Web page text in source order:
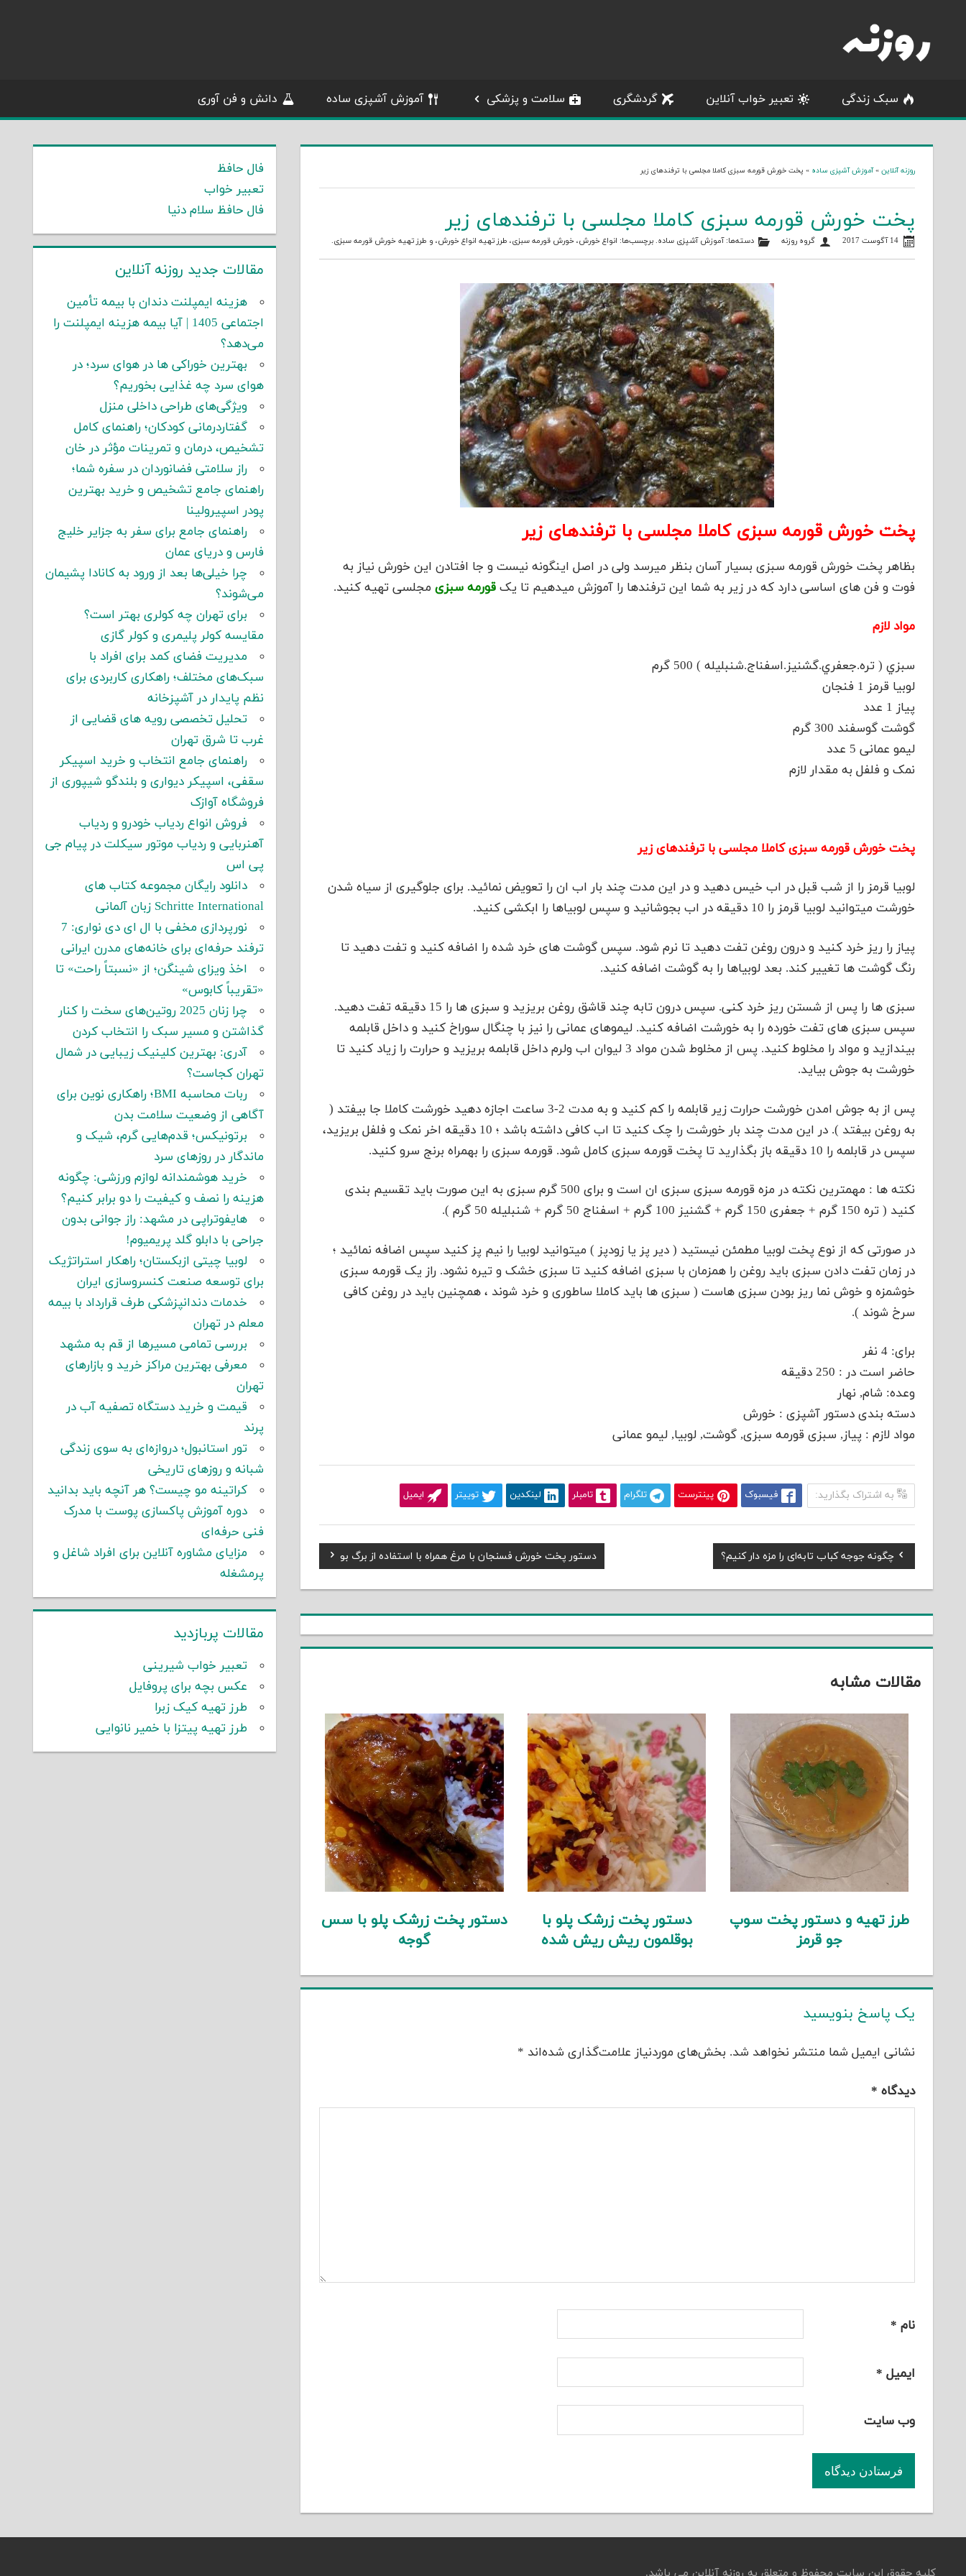
content
سبک زندگی تعبیر خواب آنلاین گردشگری سلامت و پزشکی آموزش آشپزی ساده دانش و فن آوری
روزنه آنلاین »آموزش آشپزی ساده » پخت خورش قورمه سبزی کاملا مجلسی با ترفندهای زیر
پخت خورش قورمه سبزی کاملا مجلسی با ترفندهای زیر
14 آگوست 2017 گروه روزنه دسته‌ها:آموزش آشپزی ساده. برچسب‌ها: انواع خورش،خورش قورمه سبزی، طرز تهیه انواع خورش، و طرز تهیه خورش قورمه سبزی.
پخت خورش قورمه سبزی کاملا مجلسی با ترفندهای زیر
بظاهر پخت خورش قورمه سبزی بسیار آسان بنظر میرسد ولی در اصل اینگونه نیست و جا افتادن این خورش نیاز به
فوت و فن های اساسی دارد که در زیر به شما این ترفندها را آموزش میدهیم تا یکقورمه سبزی مجلسی تهیه کنید.
مواد لازم
سبزي ( تره.جعفري.گشنيز.اسفناج.شنبليله ) 500 گرم
لوبیا قرمز 1 فنجان
پیاز 1 عدد
گوشت گوسفند 300 گرم
لیمو عمانی 5 عدد
نمک و فلفل به مقدار لازم
پخت خورش قورمه سبزی کاملا مجلسی با ترفندهای زیر
لوبیا قرمز را از شب قبل در اب خیس دهید و در این مدت چند بار اب ان را تعویض نمائید. برای جلوگیری از سیاه شدن
خورشت میتوانید لوبیا قرمز را 10 دقیقه در اب بجوشانید و سپس لوبیاها را ابکشی کنید.
پیاز را ریز خرد کنید و درون روغن تفت دهید تا نرم شود. سپس گوشت های خرد شده را اضافه کنید و تفت دهید تا
رنگ گوشت ها تغییر کند. بعد لوبیاها را به گوشت اضافه کنید.
سبزی ها را پس از شستن ریز خرد کنی. سپس درون تابه چند قاشق روغن بریزید و سبزی ها را 15 دقیقه تفت دهید.
سپس سبزی های تفت خورده را به خورشت اضافه کنید. لیموهای عمانی را نیز با چنگال سوراخ کنید و داخل قابلمه
بیندازید و مواد را مخلوط کنید. پس از مخلوط شدن مواد 3 لیوان اب ولرم داخل قابلمه بریزید و حرارت را زیاد کنید تا
خورشت به جوش بیاید.
پس از به جوش امدن خورشت حرارت زیر قابلمه را کم کنید و به مدت 2-3 ساعت اجازه دهید خورشت کاملا جا بیفتد (
به روغن بیفتد ). در این مدت چند بار خورشت را چک کنید تا اب کافی داشته باشد ؛ 10 دقیقه اخر نمک و فلفل بریزید،
سپس در قابلمه را 10 دقیقه باز بگذارید تا پخت قورمه سبزی کامل شود. قورمه سبزی را بهمراه برنج سرو کنید.
نکته ها : مهمترین نکته در مزه قورمه سبزی سبزی ان است و برای 500 گرم سبزی به این صورت باید تقسیم بندی
کنید ( تره 150 گرم + جعفری 150 گرم + گشنیز 100 گرم + اسفناج 50 گرم + شنبلیله 50 گرم ).
در صورتی که از نوع پخت لوبیا مطمئن نیستید ( دیر پز یا زودپز ) میتوانید لوبیا را نیم پز کنید سپس اضافه نمائید ؛
در زمان تفت دادن سبزی باید روغن را همزمان با سبزی اضافه کنید تا سبزی خشک و تیره نشود. راز یک قورمه سبزی
خوشمزه و خوش نما ریز بودن سبزی هاست ( سبزی ها باید کاملا ساطوری و خرد شوند ، همچنین باید در روغن کافی
سرخ شوند ).
برای: 4 نفر
حاضر است در : 250 دقیقه
وعده: شام, نهار
دسته بندی دستور آشپزی : خورش
مواد لازم : پیاز, سبزی قورمه سبزی, گوشت, لوبیا, لیمو عمانی
به اشتراک بگذارید: فیسبوک پینترست تلگرام تامبلر لینکدین توییتر ایمیل
راهبری
نوشته
Previous
Post:
چگونه جوجه کباب تابه‌ای را مزه دار کنیم؟
Next
Post:
دستور پخت خورش فسنجان با مرغ همراه با استفاده از برگ بو
مقالات مشابه
طرز تهیه و دستور پخت سوپ
جو قرمز
دستور پخت زرشک پلو با
بوقلمون ریش ریش شده
دستور پخت زرشک پلو با سس
گوجه
یک پاسخ بنویسید
نشانی ایمیل شما منتشر نخواهد شد. بخش‌های موردنیاز علامت‌گذاری شده‌اند *
دیدگاه *
نام *
ایمیل *
وب‌ سایت
فال حافظ
تعبیر خواب
فال حافظ سلام دنیا
مقالات جدید روزنه آنلاین
هزینه ایمپلنت دندان با بیمه تأمین
اجتماعی 1405 | آیا بیمه هزینه ایمپلنت را
می‌دهد؟
بهترین خوراکی ها در هوای سرد؛ در
هوای سرد چه غذایی بخوریم؟
ویژگی‌های طراحی داخلی منزل
گفتاردرمانی کودکان؛ راهنمای کامل
تشخیص، درمان و تمرینات مؤثر در خان
راز سلامتی فضانوردان در سفره شما؛
راهنمای جامع تشخیص و خرید بهترین
پودر اسپیرولینا
راهنمای جامع برای سفر به جزایر خلیج
فارس و دریای عمان
چرا خیلی‌ها بعد از ورود به کانادا پشیمان
می‌شوند؟
برای تهران چه کولری بهتر است؟
مقایسه کولر پلیمری و کولر گازی
مدیریت فضای کمد برای افراد با
سبک‌های مختلف؛ راهکاری کاربردی برای
نظم پایدار در آشپزخانه
تحلیل تخصصی رویه های قضایی از
غرب تا شرق تهران
راهنمای جامع انتخاب و خرید اسپیکر
سقفی، اسپیکر دیواری و بلندگو شیپوری از
فروشگاه آوازک
فروش انواع ردیاب خودرو و ردیاب
آهنربایی و ردیاب موتور سیکلت در پیام جی
پی اس
دانلود رایگان مجموعه کتاب های
Schritte International زبان آلمانی
نورپردازی مخفی با ال ای دی نواری: 7
ترفند حرفه‌ای برای خانه‌های مدرن ایرانی
اخذ ویزای شینگن؛ از «نسبتاً راحت» تا
«تقریباً کابوس»
چرا زنان 2025 روتین‌های سخت را کنار
گذاشتن و مسیر سبک را انتخاب کردن
آدری: بهترین کلینیک زیبایی در شمال
تهران کجاست؟
ربات محاسبه BMI؛ راهکاری نوین برای
آگاهی از وضعیت سلامت بدن
برتونیکس؛ قدم‌هایی گرم، شیک و
ماندگار در روزهای سرد
خرید هوشمندانه لوازم ورزشی: چگونه
هزینه را نصف و کیفیت را دو برابر کنیم؟
هایفوتراپی در مشهد: راز جوانی بدون
جراحی با دابلو گلد پریمیوم!
لوبیا چیتی ازبکستان؛ راهکار استراتژیک
برای توسعه صنعت کنسروسازی ایران
خدمات دندانپزشکی طرف قرارداد با بیمه
معلم در تهران
بررسی تمامی مسیرها از قم به مشهد
معرفی بهترین مراکز خرید و بازارهای
تهران
قیمت و خرید دستگاه تصفیه آب در
پرند
تور استانبول؛ دروازه‌ای به سوی زندگی
شبانه و روزهای تاریخی
کراتینه مو چیست؟ هر آنچه باید بدانید
دوره آموزش پاکسازی پوست با مدرک
فنی حرفه‌ای
مزایای مشاوره آنلاین برای افراد شاغل و
پرمشغله
مقالات پربازدید
تعبیر خواب شیرینی
عکس بچه برای پروفایل
طرز تهیه کیک زبرا
طرز تهیه پیتزا با خمیر نانوایی